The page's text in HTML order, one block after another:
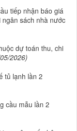
tiếp nhận báo giá
sách nhà nước
dự toán thu, chi
2026)
tủ lạnh lần 2
cầu mẫu lần 2